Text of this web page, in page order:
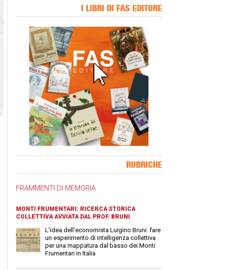
I LIBRI DI FAS EDITORE
RUBRICHE
FRAMMENTI DI MEMORIA
MONTI FRUMENTARI: RICERCA STORICA
COLLETTIVA AVVIATA DAL PROF. BRUNI
L'idea dell'economista Luigino Bruni: fare
un esperimento di intelligenza collettiva
per una mappatura dal basso dei Monti
Frumentari in Italia